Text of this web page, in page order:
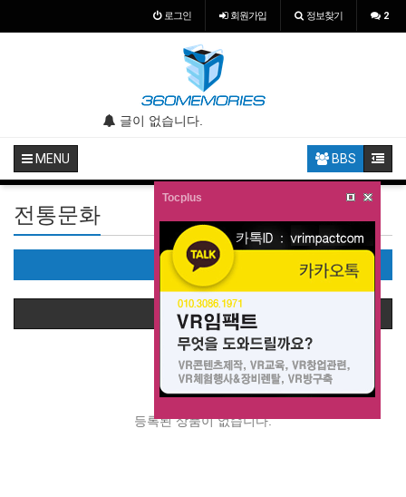
로그인 회원가입 정보찾기 2
글이 없습니다.
MENU BBS
전통문화
전통문화(0)
상품정렬
등록된 상품이 없습니다.
Tocplus